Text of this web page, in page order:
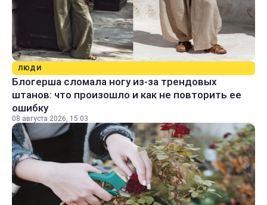
ЛЮДИ
Блогерша сломала ногу из-за трендовых
штанов: что произошло и как не повторить ее
ошибку
08 августа 2026, 15:03